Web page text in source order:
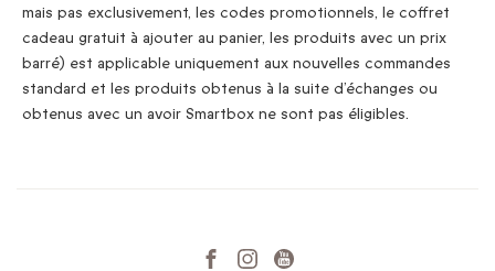
mais pas exclusivement, les codes promotionnels, le coffret
cadeau gratuit à ajouter au panier, les produits avec un prix
barré) est applicable uniquement aux nouvelles commandes
standard et les produits obtenus à la suite d’échanges ou
obtenus avec un avoir Smartbox ne sont pas éligibles.